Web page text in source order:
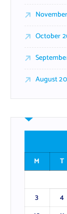
October
August
M
T
3
4